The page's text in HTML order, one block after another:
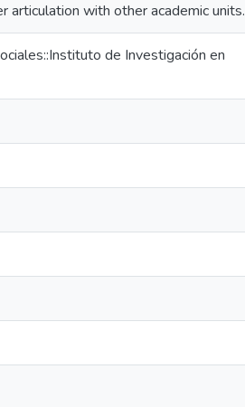
articulation with other academic units.
de Investigación en